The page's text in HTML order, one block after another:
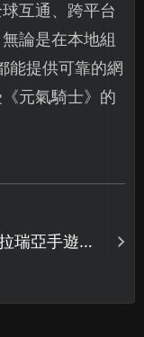
互通、跨平台
論是在本地組
能提供可靠的網
元氣騎士》的
瑞亞手遊區
完整攻略！